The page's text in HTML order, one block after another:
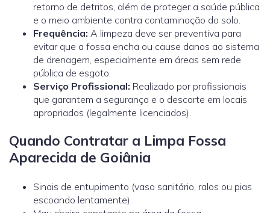
retorno de detritos, além de proteger a saúde pública
e o meio ambiente contra contaminação do solo.
Frequência: A limpeza deve ser preventiva para
evitar que a fossa encha ou cause danos ao sistema
de drenagem, especialmente em áreas sem rede
pública de esgoto.
Serviço Profissional: Realizado por profissionais
que garantem a segurança e o descarte em locais
apropriados (legalmente licenciados).
Quando Contratar a Limpa Fossa
Aparecida de Goiânia
Sinais de entupimento (vaso sanitário, ralos ou pias
escoando lentamente).